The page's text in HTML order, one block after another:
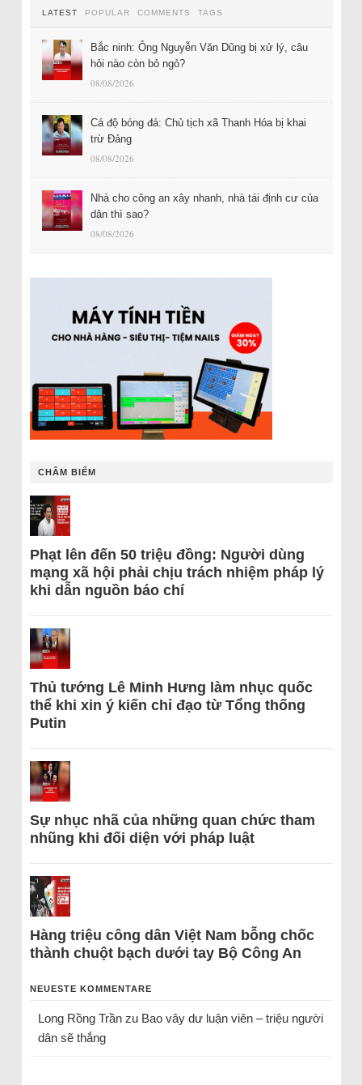
LATEST POPULAR COMMENTS TAGS
Bắc ninh: Ông Nguyễn Văn Dũng bị xử lý, câu
hỏi nào còn bỏ ngỏ?
08/08/2026
Cá độ bóng đá: Chủ tịch xã Thanh Hóa bị khai
trừ Đảng
08/08/2026
Nhà cho công an xây nhanh, nhà tái định cư của
dân thì sao?
08/08/2026
CHÂM BIẾM
Phạt lên đến 50 triệu đồng: Người dùng
mạng xã hội phải chịu trách nhiệm pháp lý
khi dẫn nguồn báo chí
Thủ tướng Lê Minh Hưng làm nhục quốc
thể khi xin ý kiến chỉ đạo từ Tổng thống
Putin
Sự nhục nhã của những quan chức tham
nhũng khi đối diện với pháp luật
Hàng triệu công dân Việt Nam bỗng chốc
thành chuột bạch dưới tay Bộ Công An
NEUESTE KOMMENTARE
Long Rồng Trầnzu Bao vây dư luận viên – triệu người
dân sẽ thắng